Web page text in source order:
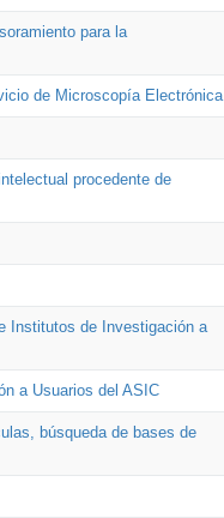
para la
de Microscopía Electrónica
procedente de
Institutos de Investigación a
a Usuarios del ASIC
búsqueda de bases de